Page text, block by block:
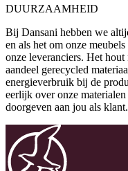
DUURZAAMHEID
Bij Dansani hebben we
en als het om onze
onze leveranciers. Het
aandeel gerecycled
energieverbruik bij de
eerlijk over onze
doorgeven aan jou als klant.